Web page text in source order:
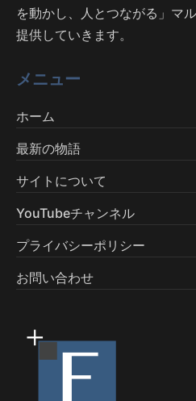
を動かし、人とつながる」マ
提供していきます。
メニュー
ホーム
最新の物語
サイトについて
YouTubeチャンネル
プライバシーポリシー
お問い合わせ